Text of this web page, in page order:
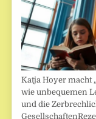
Katja Hoyer macht
wie unbequemen
und die